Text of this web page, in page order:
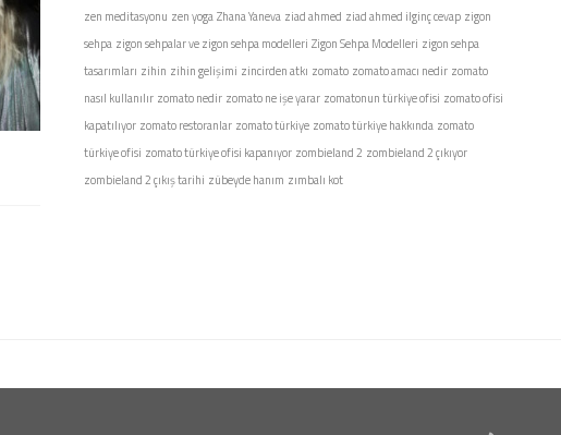
zen meditasyonu zen yogaZhana Yaneva ziad ahmed ziad ahmed ilginç cevap zigon
sehpa zigon sehpalar ve zigon sehpa modelleri Zigon Sehpa Modelleri zigon sehpa
tasarımları zihin zihin gelişimi zincirden atkı zomato zomato amacı nedir zomato
nasıl kullanılır zomato nedir zomato ne işe yarar zomatonun türkiye ofisi zomato ofisi
kapatılıyor zomato restoranlar zomato türkiye zomato türkiye hakkında zomato
türkiye ofisi zomato türkiye ofisi kapanıyor zombieland 2 zombieland 2 çıkıyor
zombieland 2 çıkış tarihi zübeyde hanım zımbalı kot